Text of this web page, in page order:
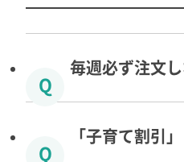
毎週必ず注文
「子育て割引